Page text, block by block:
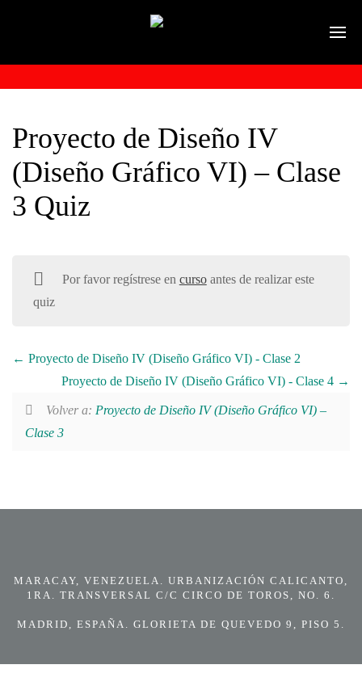
Proyecto de Diseño IV
(Diseño Gráfico VI) – Clase
3 Quiz
Por favor regístrese en cursoantes de realizar este
quiz
Proyecto de Diseño IV (Diseño Gráfico VI) - Clase 2
Proyecto de Diseño IV (Diseño Gráfico VI) - Clase 4
Volver a: Proyecto de Diseño IV (Diseño Gráfico VI) –
Clase 3
MARACAY, VENEZUELA. URBANIZACIÓN CALICANTO,
1RA. TRANSVERSAL C/C CIRCO DE TOROS, NO. 6.
MADRID, ESPAÑA. GLORIETA DE QUEVEDO 9, PISO 5.